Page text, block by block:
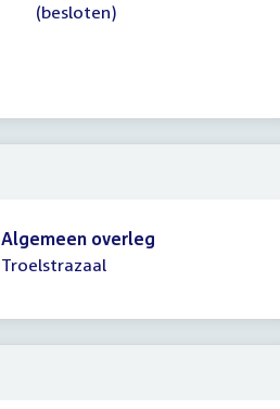
(besloten)
Algemeen overleg
Troelstrazaal